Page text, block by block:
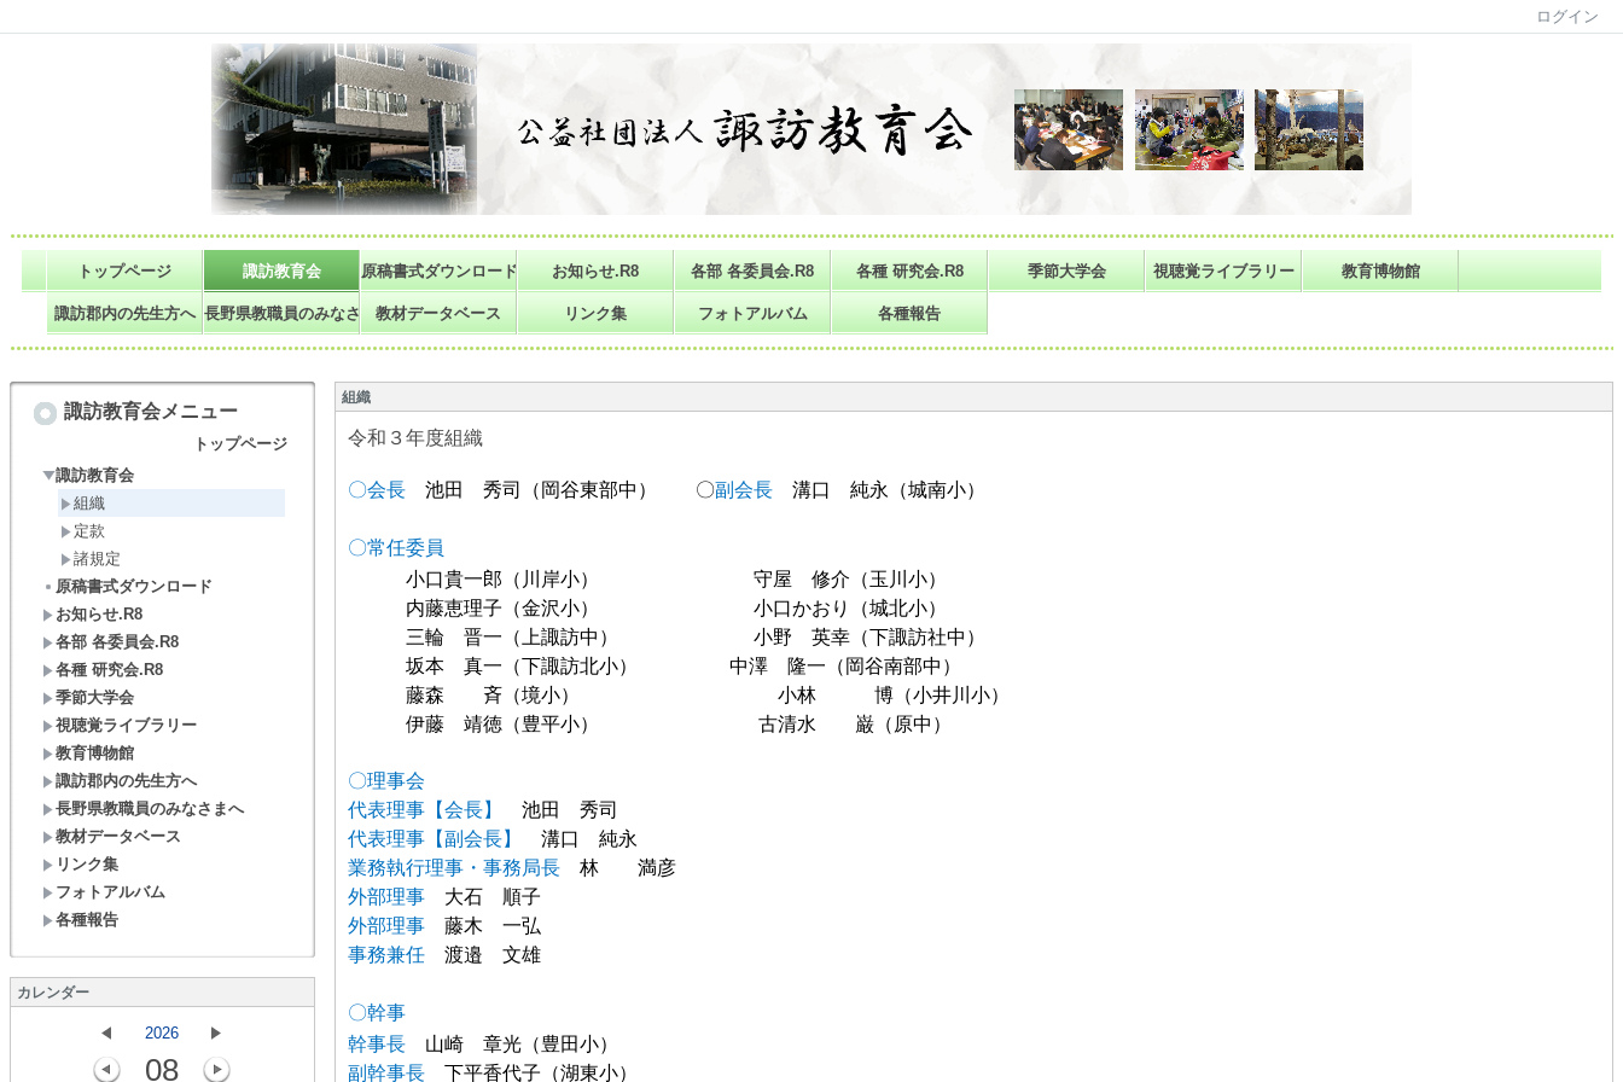
ログイン
トップページ 諏訪教育会 原稿書式ダウンロード お知らせ.R8 各部 各委員会.R8 各種 研究会.R8 季節大学会 視聴覚ライブラリー 教育博物館
諏訪郡内の先生方へ 長野県教職員のみなさまへ教材データベース リンク集 フォトアルバム 各種報告
諏訪教育会メニュー
トップページ
諏訪教育会
組織
定款
諸規定
原稿書式ダウンロード
お知らせ.R8
各部 各委員会.R8
各種 研究会.R8
季節大学会
視聴覚ライブラリー
教育博物館
諏訪郡内の先生方へ
長野県教職員のみなさまへ
教材データベース
リンク集
フォトアルバム
各種報告
カレンダー
2026
08
組織
令和３年度組織
〇会長 池田 秀司（岡谷東部中） 〇副会長 溝口 純永 （城南小）
〇常任委員
小口貴一郎（川岸小） 守屋 修介（玉川小）
内藤恵理子（金沢小） 小口かおり（城北小）
三輪 晋一（上諏訪中） 小野 英幸（下諏訪社中）
坂本 真一（下諏訪北小） 中澤 隆一（岡谷南部中）
藤森 斉（境小） 小林 博（小井川小）
伊藤 靖徳（豊平小） 古清水 巌（原中）
〇理事会
代表理事【会長】 池田 秀司
代表理事【副会長】 溝口 純永
業務執行理事・事務局長 林 満彦
外部理事 大石 順子
外部理事 藤木 一弘
事務兼任 渡邉 文雄
〇幹事
幹事長 山崎 章光（豊田小）
副幹事長 下平香代子（湖東小）